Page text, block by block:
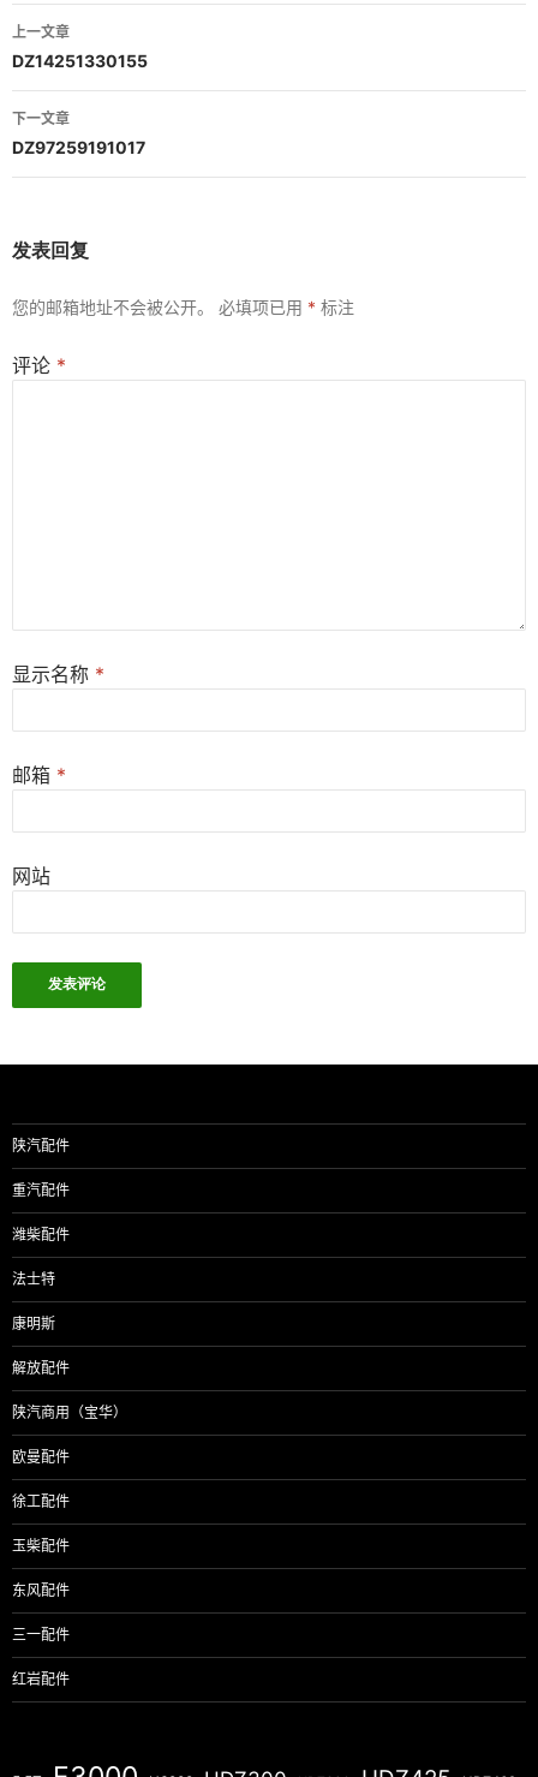
文
章
导
航
上一文章
DZ14251330155
下一文章
DZ97259191017
发表回复
您的邮箱地址不会被公开。 必填项已用 * 标注
评论 *
显示名称 *
邮箱 *
网站
陕汽配件
重汽配件
潍柴配件
法士特
康明斯
解放配件
陕汽商用（宝华）
欧曼配件
徐工配件
玉柴配件
东风配件
三一配件
红岩配件